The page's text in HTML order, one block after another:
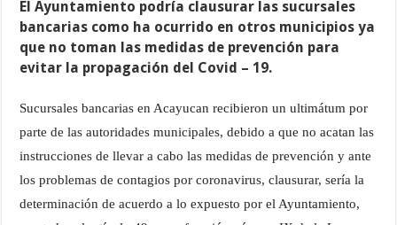
El Ayuntamiento podría clausurar las sucursales
bancarias como ha ocurrido en otros municipios ya
que no toman las medidas de prevención para
evitar la propagación del Covid – 19.
Sucursales bancarias en Acayucan recibieron un ultimátum por
parte de las autoridades municipales, debido a que no acatan las
instrucciones de llevar a cabo las medidas de prevención y ante
los problemas de contagios por coronavirus, clausurar, sería la
determinación de acuerdo a lo expuesto por el Ayuntamiento,